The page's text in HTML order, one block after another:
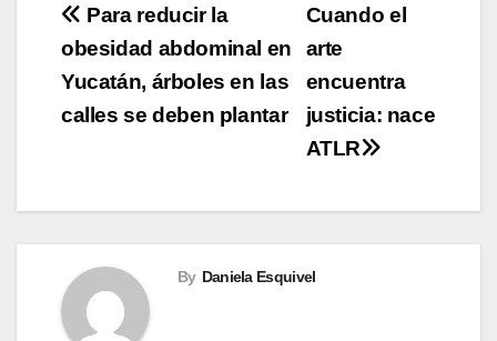
Navegación
de
entradas
Cuando el
arte
encuentra
justicia: nace
ATLR
Para reducir la
obesidad abdominal en
Yucatán, árboles en las
calles se deben plantar
By Daniela Esquivel